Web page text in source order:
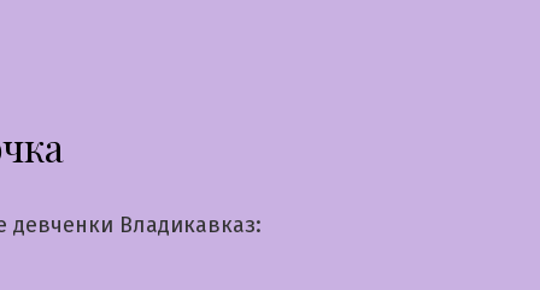
девченки Владикавказ: